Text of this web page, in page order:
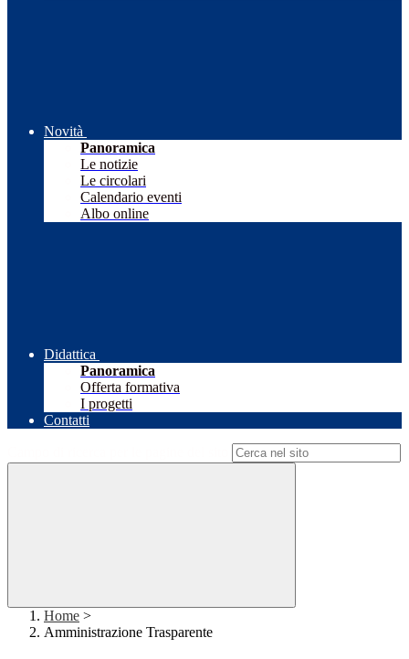
Novità
Panoramica
Le notizie
Le circolari
Calendario eventi
Albo online
Didattica
Panoramica
Offerta formativa
I progetti
Contatti
Home >
Amministrazione Trasparente